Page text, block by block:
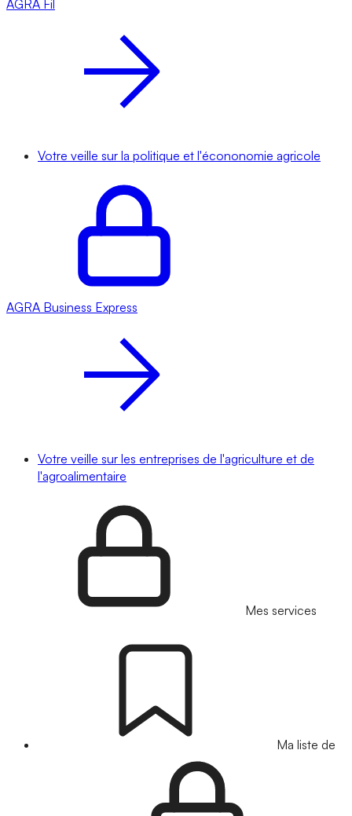
AGRA Fil
Votre veille sur la politique et l'écononomie agricole
AGRA Business Express
Votre veille sur les entreprises de l'agriculture et de
l'agroalimentaire
Mes services
Ma liste de